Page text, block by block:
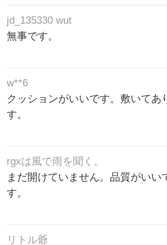
jd_135330 wut
無事です。
w**6
クッションがいいです。敷いてあ
す。
rgxは風で雨を聞く。
まだ開けていません。品質がいい
す。
リトル爺